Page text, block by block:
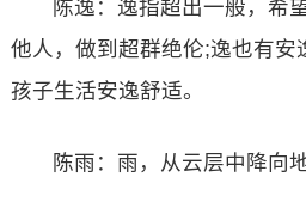
陈逸：逸指超出一般，希
他人，做到超群绝伦;逸也有安
孩子生活安逸舒适。
陈雨：雨，从云层中降向